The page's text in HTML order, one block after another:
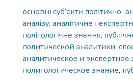
основні суб’єкти політичної
аналізу, аналітичне і
політологічне знання,
политической аналитики,
аналитическое и экспертное
политологическое знание,